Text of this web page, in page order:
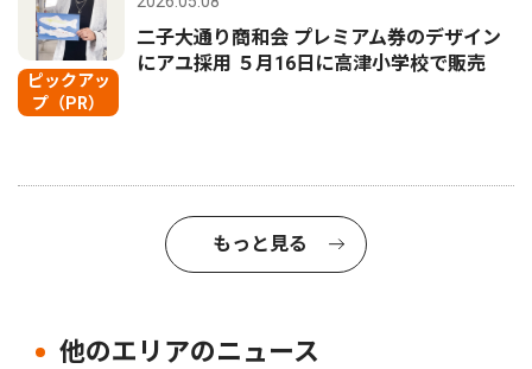
ピックアッ
プ（PR）
二子大通り商和会 プレミアム券のデザイン
にアユ採用 ５月16日に高津小学校で販売
もっと見る
他のエリアのニュース